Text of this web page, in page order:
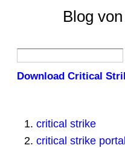
Blog
Download Critical
critical strike
critical strike